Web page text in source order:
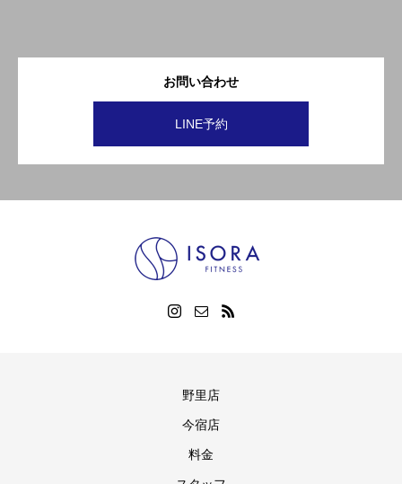
お問い合わせ
LINE予約
野里店
今宿店
料金